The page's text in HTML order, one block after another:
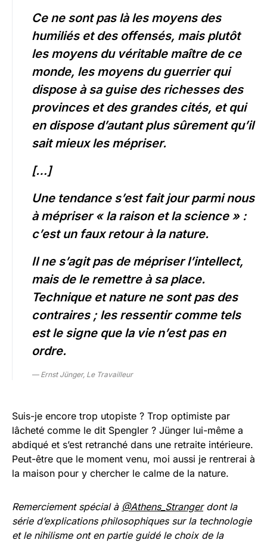
Ce ne sont pas là les moyens des
humiliés et des offensés, mais plutôt
les moyens du véritable maître de ce
monde, les moyens du guerrier qui
dispose à sa guise des richesses des
provinces et des grandes cités, et qui
en dispose d’autant plus sûrement qu’il
sait mieux les mépriser.
[…]
Une tendance s’est fait jour parmi nous
à mépriser « la raison et la science » :
c’est un faux retour à la nature.
Il ne s’agit pas de mépriser l’intellect,
mais de le remettre à sa place.
Technique et nature ne sont pas des
contraires ; les ressentir comme tels
est le signe que la vie n’est pas en
ordre.
— Ernst Jünger, Le Travailleur
Suis-je encore trop utopiste ? Trop optimiste par
lâcheté comme le dit Spengler ? Jünger lui-même a
abdiqué et s’est retranché dans une retraite intérieure.
Peut-être que le moment venu, moi aussi je rentrerai à
la maison pour y chercher le calme de la nature.
Remerciement spécial à @Athens_Strangerdont la
série d’explications philosophiques sur la technologie
et le nihilisme ont en partie guidé le choix de la